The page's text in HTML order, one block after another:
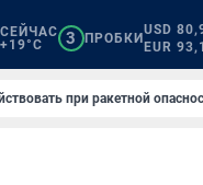
СЕЙЧАС
+19°C
3 ПРОБКИ
USD
EUR
при ракетной